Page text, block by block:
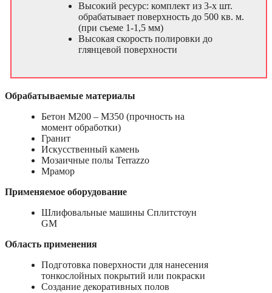
Высокий ресурс: комплект из 3-х шт.
обрабатывает поверхность до 500 кв. м.
(при съеме 1-1,5 мм)
Высокая скорость полировки до
глянцевой поверхности
Обрабатываемые материалы
Бетон М200 – М350 (прочность на
момент обработки)
Гранит
Искусственный камень
Мозаичные полы Terrazzo
Мрамор
Применяемое оборудование
Шлифовальные машины Сплитстоун
GM
Область применения
Подготовка поверхности для нанесения
тонкослойных покрытий или покраски
Создание декоративных полов